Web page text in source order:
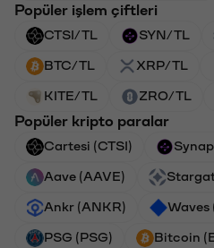
Popüler işlem çiftleri
CTSI/TL SYN/TL
BTC/TL XRP/TL
KITE/TL ZRO/TL
Popüler kripto paralar
Cartesi (CTSI)
Aave (AAVE)
Ankr (ANKR) Waves
PSG (PSG) Bitcoin